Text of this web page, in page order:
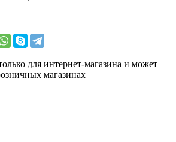
для интернет-магазина и может
магазинах